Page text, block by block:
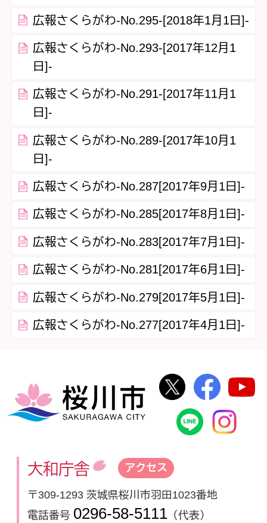
広報さくらがわ-No.295-[2018年1月1日]-
広報さくらがわ-No.293-[2017年12月1
日]-
広報さくらがわ-No.291-[2017年11月1
日]-
広報さくらがわ-No.289-[2017年10月1
日]-
広報さくらがわ-No.287[2017年9月1日]-
広報さくらがわ-No.285[2017年8月1日]-
広報さくらがわ-No.283[2017年7月1日]-
広報さくらがわ-No.281[2017年6月1日]-
広報さくらがわ-No.279[2017年5月1日]-
広報さくらがわ-No.277[2017年4月1日]-
桜川市
桜川市公式
桜川
桜川市公
大和庁舎 アクセス
〒309-1293 茨城県桜川市羽田1023番地
電話番号 0296-58-5111 （代表）